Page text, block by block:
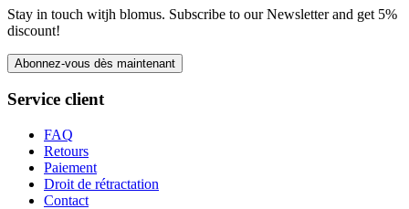
Stay in touch witjh blomus. Subscribe to our Newsletter and get 5%
discount!
Abonnez-vous dès maintenant
Service client
FAQ
Retours
Paiement
Droit de rétractation
Contact